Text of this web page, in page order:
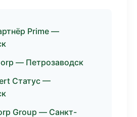
Prime —
— Петрозаводск
Статус —
Group — Санкт-